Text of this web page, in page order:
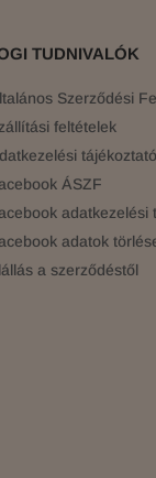
TUDNIVALÓK
Szerződési
feltételek
tájékoztató
ÁSZF
adatkezelési
adatok
a szerződéstől